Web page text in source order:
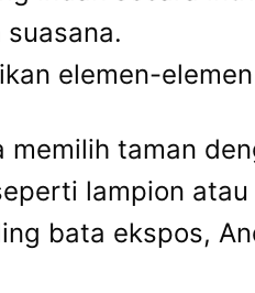
elemen-
memilih taman
lampion
bata ekspos,